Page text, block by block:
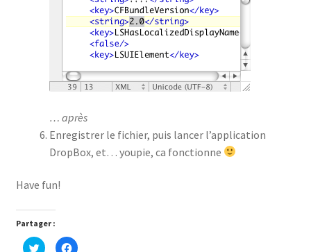
… après
Enregistrer le fichier, puis lancer l’application
DropBox, et… youpie, ca fonctionne
Have fun!
Partager :
C C